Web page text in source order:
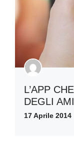
L’APP
DEGLI
17 Aprile 2014